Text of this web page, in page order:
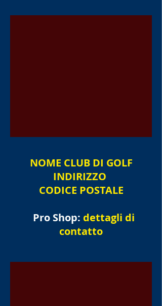
NOME CLUB DI GOLF
INDIRIZZO
CODICE POSTALE
Pro Shop: dettagli di
contatto